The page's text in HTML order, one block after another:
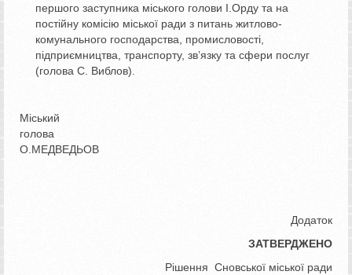
першого заступника міського голови І.Орду та на
постійну комісію міської ради з питань житлово-
комунального господарства, промисловості,
підприємництва, транспорту, зв’язку та сфери послуг
(голова С. Виблов).
Міський
голова
О.МЕДВЕДЬОВ
Додаток
ЗАТВЕРДЖЕНО
Рішення Сновської міської ради